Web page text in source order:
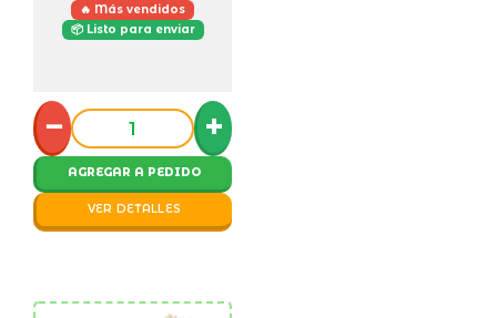
🔥 Más vendidos
📦 Listo para enviar
− +
AGREGAR A PEDIDO
VER DETALLES